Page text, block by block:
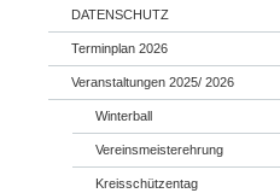
DATENSCHUTZ
Terminplan 2026
Veranstaltungen 2025/ 2026
Winterball
Vereinsmeisterehrung
Kreisschützentag